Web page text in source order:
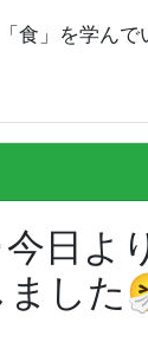
食」を学んで
今日よ
ました